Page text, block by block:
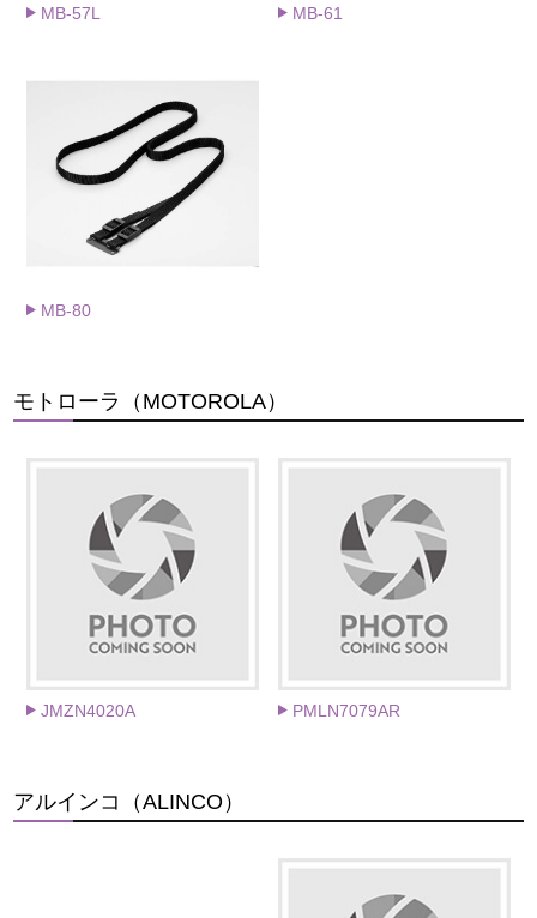
MB-57L MB-61
MB-80
モトローラ（MOTOROLA）
JMZN4020A PMLN7079AR
アルインコ（ALINCO）